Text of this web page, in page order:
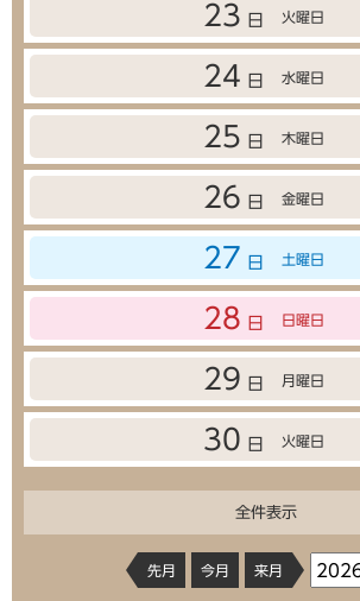
23 日 火曜日
24 日 水曜日
25 日 木曜日
26 日 金曜日
27 日 土曜日
28 日 日曜日
29 日 月曜日
30 日 火曜日
全件表示
先月 今月 来月